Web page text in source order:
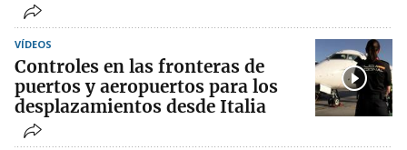
VÍDEOS
Controles en las fronteras de
puertos y aeropuertos para los
desplazamientos desde Italia